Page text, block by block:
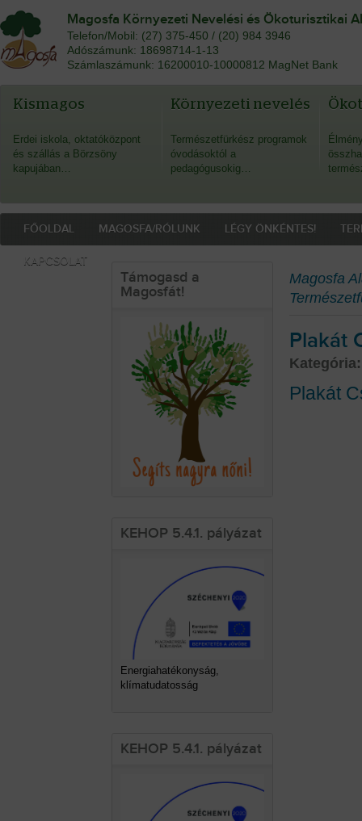
Magosfa Környezeti Nevelési és Ökoturisztikai
Telefon/Mobil: (27) 375-450 / (20) 984 3946
Adószámunk: 18698714-1-13
Számlaszámunk: 16200010-10000812 MagNet Bank
Kismagos
Erdei iskola, oktatóközpont
és szállás a Börzsöny
kapujában…
Környezeti nevelés
Természetfürkész programok
óvodásoktól a
pedagógusokig…
FŐOLDAL MAGOSFA/RÓLUNK LÉGY ÖNKÉNTES!
KAPCSOLAT
Támogasd a
Magosfát!
KEHOP 5.4.1. pályázat
Energiahatékonyság,
klímatudatosság
KEHOP 5.4.1. pályázat
Magosfa
Plakát
Plakát